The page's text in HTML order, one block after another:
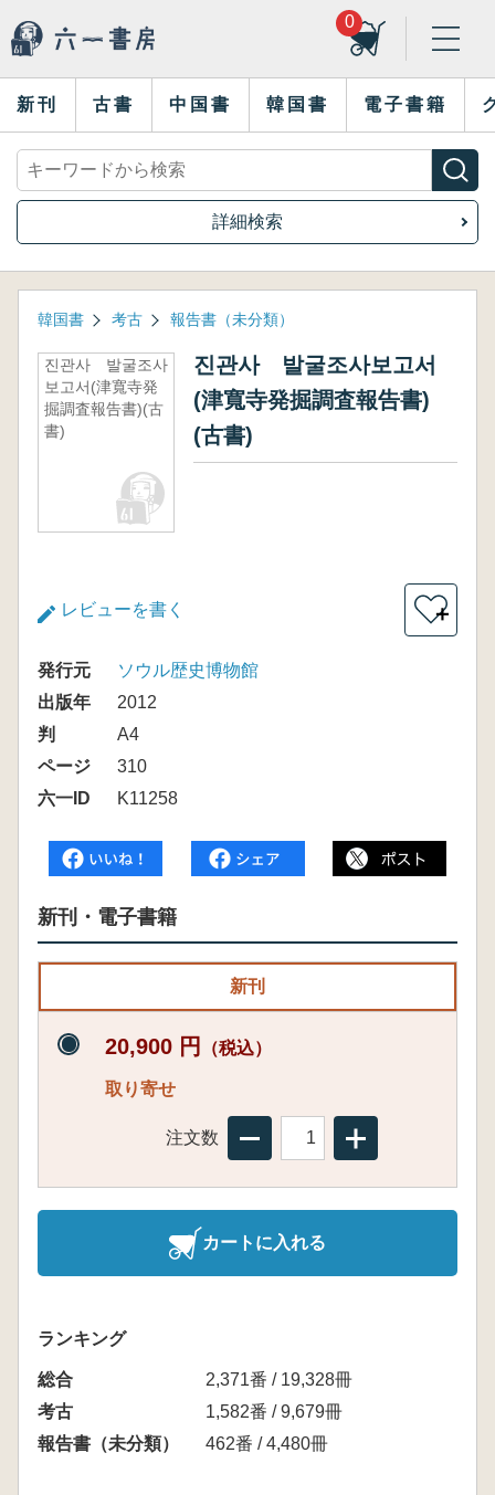
0
新刊 古書 中国書 韓国書 電子書籍
詳細検索
韓国書 考古 報告書（未分類）
진관사 발굴조사
보고서(津寬寺発
掘調査報告書)(古
書)
진관사 발굴조사보고서
(津寬寺発掘調査報告書)
(古書)
レビューを書く ＋
発行元
ソウル歴史博物館
出版年
2012
判
A4
ページ
310
六一ID
K11258
新刊・電子書籍
新刊
20,900 円 （税込）
取り寄せ
注文数
カートに入れる
ランキング
総合
2,371番 / 19,328冊
考古
1,582番 / 9,679冊
報告書（未分類）
462番 / 4,480冊